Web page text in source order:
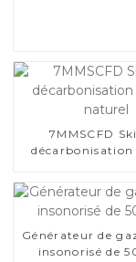
7MMSCFD
décarbonisation
Générateur de
insonorisé de